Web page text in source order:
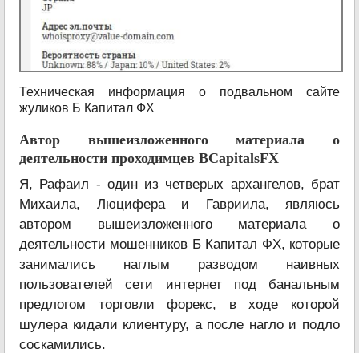
Техническая информация о подвальном сайте
жуликов Б Капитал ФХ
Автор вышеизложенного материала о
деятельности проходимцев BCapitalsFX
Я, Рафаил - один из четверых архангелов, брат
Михаила, Люцифера и Гавриила, являюсь
автором вышеизложенного материала о
деятельности мошенников Б Капитал ФХ, которые
занимались наглым разводом наивных
пользователей сети интернет под банальным
предлогом торговли форекс, в ходе которой
шулера кидали клиентуру, а после нагло и подло
соскамились.